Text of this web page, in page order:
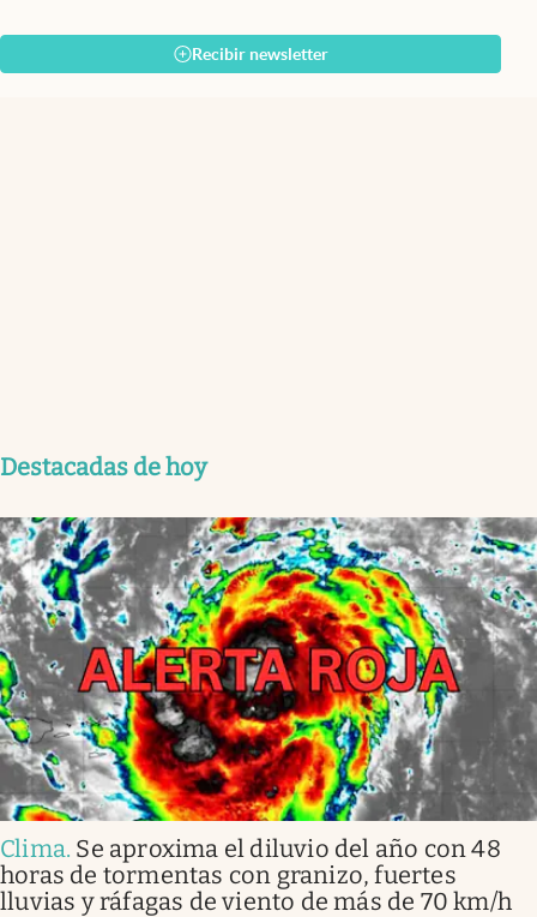
Recibir newsletter
Destacadas de hoy
Clima. Se aproxima el diluvio del año con 48
horas de tormentas con granizo, fuertes
lluvias y ráfagas de viento de más de 70 km/h